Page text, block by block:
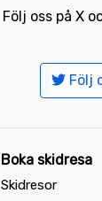
Följ oss på X
Följ
Boka skidresa
Skidresor